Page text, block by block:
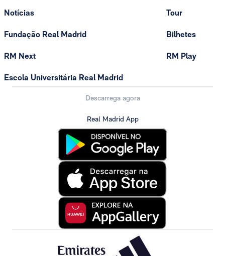
Notícias
Fundação Real Madrid
RM Next
Escola Universitária Real Madrid
Tour
Bilhetes
RM Play
Descarrega agora
Real Madrid App